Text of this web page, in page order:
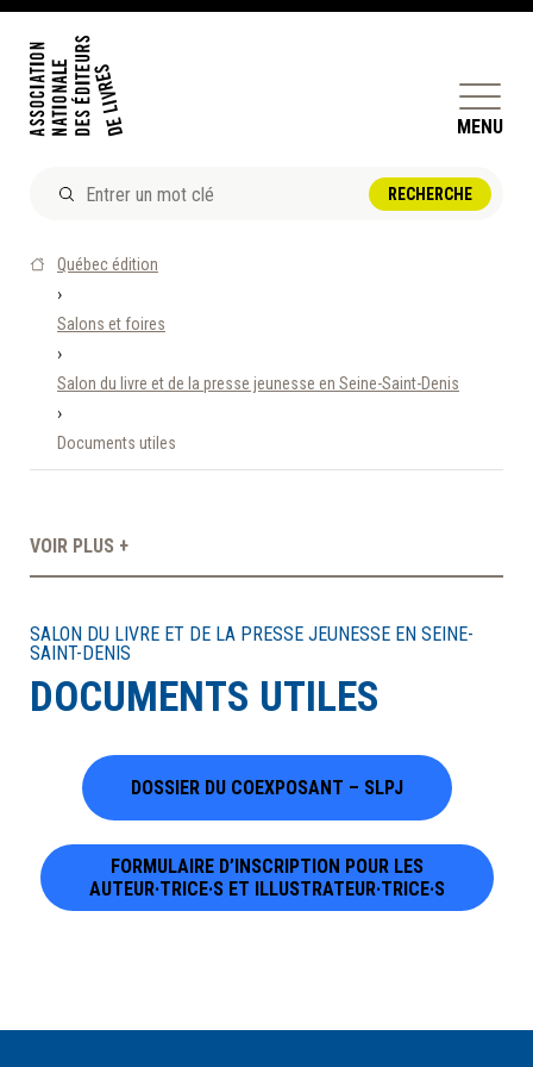
MENU
DOSSIERS ET ENJEUX
ÊTRE ÉDITEUR·TRICE
PERFECTIONNEMENT
ET SERVICES AUX MEMBRES
Québec édition
›
Salons et foires
›
Salon du livre et de la presse jeunesse en Seine-Saint-Denis
›
Documents utiles
SALON DU LIVRE ET DE LA PRESSE JEUNESSE EN SEINE-
SAINT-DENIS
DOCUMENTS UTILES
DOSSIER DU COEXPOSANT – SLPJ
FORMULAIRE D’INSCRIPTION POUR LES
AUTEUR·TRICE·S ET ILLUSTRATEUR·TRICE·S
VOIR PLUS +